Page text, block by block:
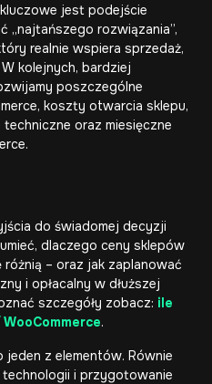
jest podejście
„najtańszego rozwiązania”,
realnie wspiera sprzedaż,
kolejnych, bardziej
poszczególne
koszty otwarcia sklepu,
oraz miesięczne
do świadomej decyzji
dlaczego ceny sklepów
– oraz jak zaplanować
i opłacalny w dłuższej
szczegóły zobacz: ile
.
z elementów. Równie
i przygotowanie